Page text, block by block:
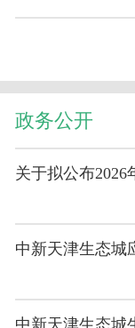
政务公开